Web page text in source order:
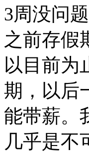
3周没问
之前存假
以目前为
期，以后
能带薪。
几乎是不